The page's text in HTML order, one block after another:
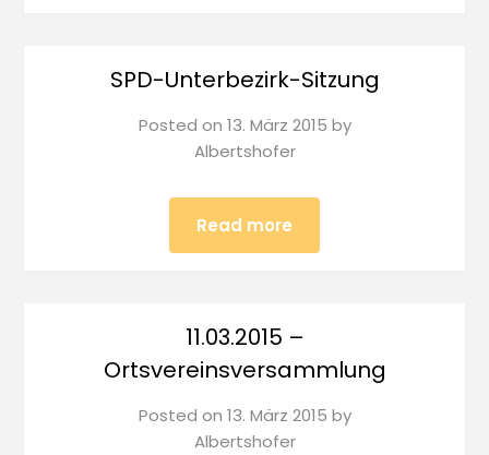
SPD-Unterbezirk-Sitzung
Posted on 13. März 2015 by
Albertshofer
Read more
11.03.2015 –
Ortsvereinsversammlung
Posted on 13. März 2015 by
Albertshofer